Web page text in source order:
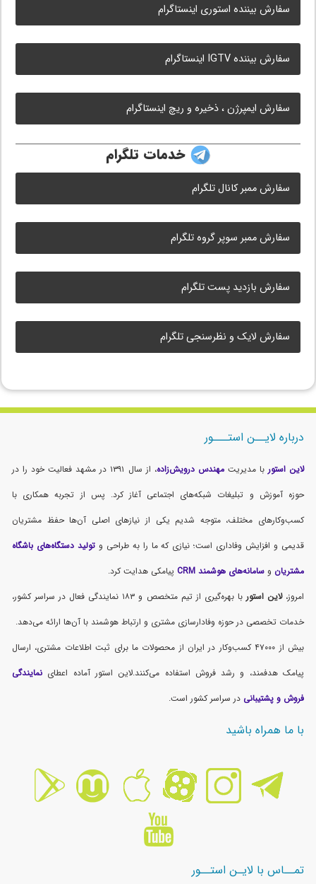
سفارش بیننده استوری اینستاگرام
سفارش بیننده IGTV اینستاگرام
سفارش ایمپرژن ، ذخیره و ریچ اینستاگرام
خدمات تلگرام
سفارش ممبر کانال تلگرام
سفارش ممبر سوپر گروه تلگرام
سفارش بازدید پست تلگرام
سفارش لایک و نظرسنجی تلگرام